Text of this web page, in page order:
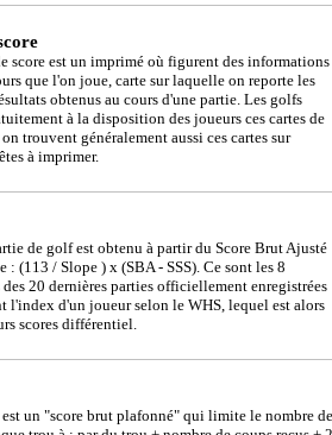
score est un imprimé où figurent des informations
que l'on joue, carte sur laquelle on reporte les
obtenus au cours d'une partie. Les golfs
à la disposition des joueurs ces cartes de
trouvent généralement aussi ces cartes sur
à imprimer.
de golf est obtenu à partir du Score Brut Ajusté
(113 / Slope ) x (SBA - SSS). Ce sont les 8
20 dernières parties officiellement enregistrées
l'index d'un joueur selon le WHS, lequel est alors
scores différentiel.
un "score brut plafonné" qui limite le nombre de